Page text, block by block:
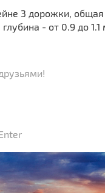
3 дорожки,
- от 0.9 до 1.1